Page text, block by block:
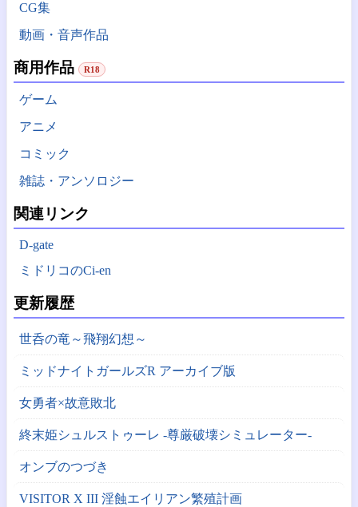
CG集
動画・音声作品
商用作品 R18
ゲーム
アニメ
コミック
雑誌・アンソロジー
関連リンク
D-gate
ミドリコのCi-en
更新履歴
世呑の竜～飛翔幻想～
ミッドナイトガールズR アーカイブ版
女勇者×故意敗北
終末姫シュルストゥーレ -尊厳破壊シミュレーター-
オンブのつづき
VISITOR X III 淫蝕エイリアン繁殖計画